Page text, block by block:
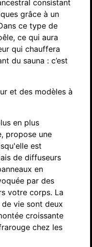
consistant
grâce à un
ce type de
ce qui aura
qui chauffera
du sauna : c’est
et des modèles à
en plus
propose une
est
de diffuseurs
en
par des
votre corps. La
vie sont deux
croissante
chez les